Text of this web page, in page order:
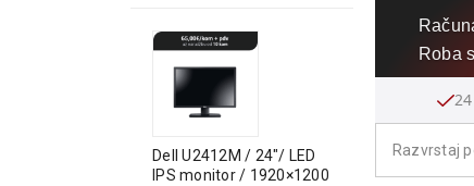
Dell U2412M / 24″/ LED
IPS monitor / 1920×1200
Roba
Razvrstaj